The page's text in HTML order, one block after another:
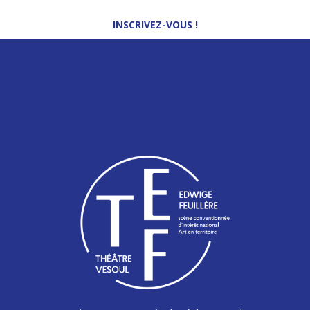
INSCRIVEZ-VOUS !